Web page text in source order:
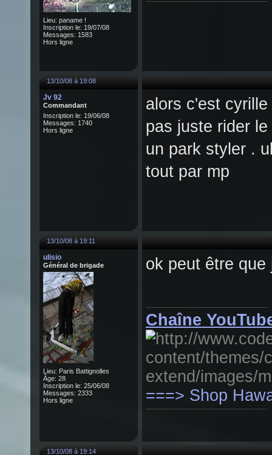
Lieu: paname !
Inscription le: 19/07/08
Messages: 1583
Hors ligne
13/10/08 à 19:08
Jv 92
Commandant
Inscription le: 19/06/08
Messages: 1740
Hors ligne
alors c'est
pas juste rider
un park styler .
tout par mp
13/10/08 à 19:11
ulisio
Général de brigade
Lieu: Paris Battignolles
Âge: 28
Inscription le: 25/06/08
Messages: 2333
Hors ligne
ok peut être
Chaîne
===> Shop
13/10/08 à 19:14